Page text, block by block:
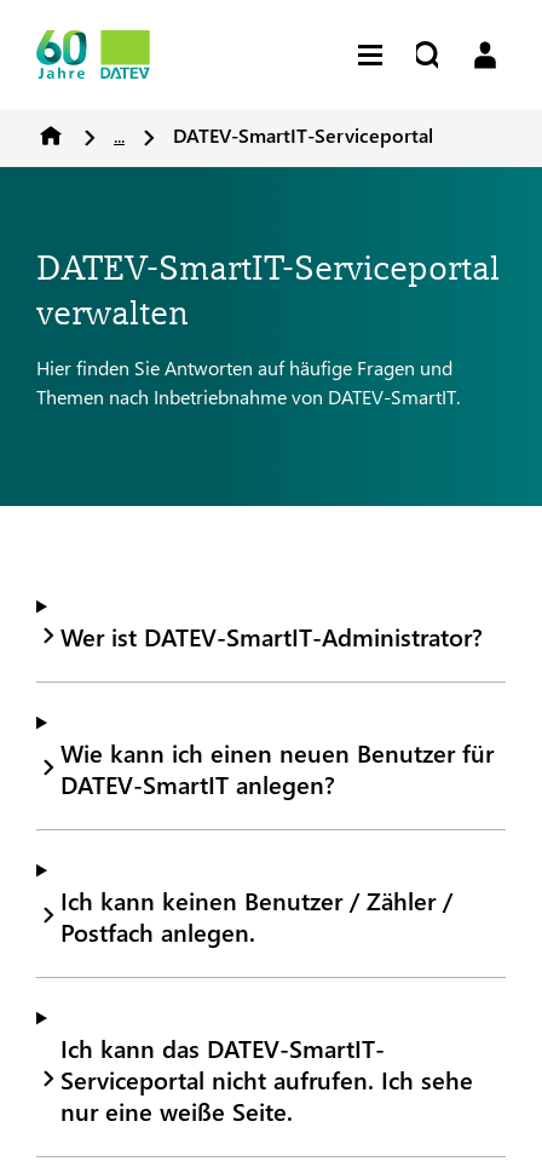
... DATEV-SmartIT-Serviceportal
DATEV-SmartIT-Serviceportal
verwalten
Hier finden Sie Antworten auf häufige Fragen und
Themen nach Inbetriebnahme von DATEV-SmartIT.
Wer ist DATEV-SmartIT-Administrator?
Wie kann ich einen neuen Benutzer für
DATEV-SmartIT anlegen?
Ich kann keinen Benutzer / Zähler /
Postfach anlegen.
Ich kann das DATEV-SmartIT-
Serviceportal nicht aufrufen. Ich sehe
nur eine weiße Seite.